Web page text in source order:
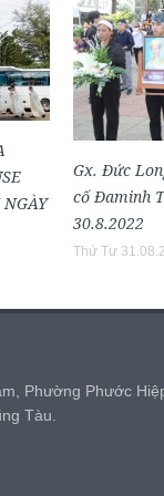
Gx. Đức
cố Đaminh
30.8.2022
Thứ Tư
Phường Phước
Tàu.